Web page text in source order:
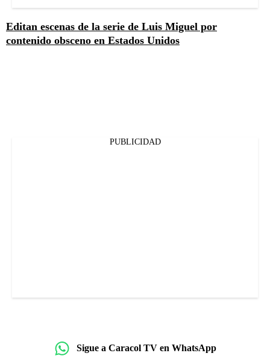
Editan escenas de la serie de Luis Miguel por
contenido obsceno en Estados Unidos
PUBLICIDAD
Sigue a Caracol TV en WhatsApp